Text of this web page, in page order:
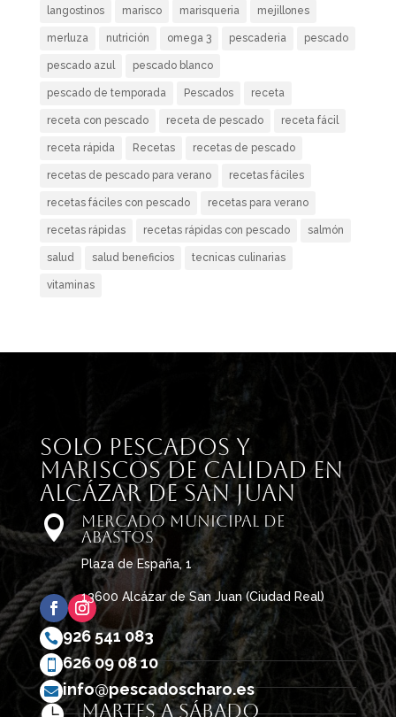
langostinos marisco marisqueria mejillones
merluza nutrición omega 3 pescaderia pescado
pescado azul pescado blanco
pescado de temporada Pescados receta
receta con pescado receta de pescado receta fácil
receta rápida Recetas recetas de pescado
recetas de pescado para verano recetas fáciles
recetas fáciles con pescado recetas para verano
recetas rápidas recetas rápidas con pescado salmón
salud salud beneficios tecnicas culinarias
vitaminas
Solo pescados y
mariscos de calidad en
Alcázar de San Juan

Mercado Municipal de
Abastos
Plaza de España, 1
13600 Alcázar de San Juan (Ciudad Real)
 926 541 083
 626 09 08 10
 info@pescadoscharo.es
Martes a sábado